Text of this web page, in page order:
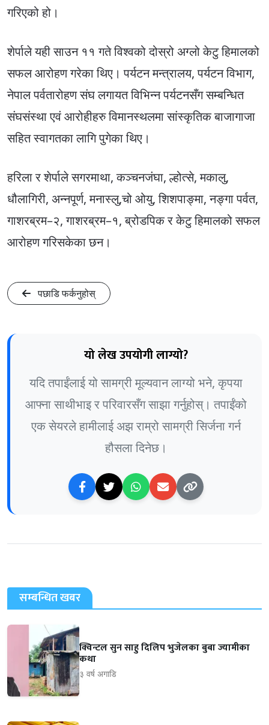
गरिएको हो।
शेर्पाले यही साउन ११ गते विश्वको दोस्रो अग्लो केटु हिमालको
सफल आरोहण गरेका थिए। पर्यटन मन्त्रालय, पर्यटन विभाग,
नेपाल पर्वतारोहण संघ लगायत विभिन्न पर्यटनसँग सम्बन्धित
संघसंस्था एवं आरोहीहरु विमानस्थलमा सांस्कृतिक बाजागाजा
सहित स्वागतका लागि पुगेका थिए।
हरिला र शेर्पाले सगरमाथा, कञ्चनजंघा, ल्होत्से, मकालु,
धौलागिरी, अन्नपूर्ण, मनास्लु,चो ओयु, शिशपाङ्मा, नङ्गा पर्वत,
गाशरब्रम–२, गाशरब्रम–१, ब्रोडपिक र केटु हिमालको सफल
आरोहण गरिसकेका छन।
पछाडि फर्कनुहोस्
यो लेख उपयोगी लाग्यो?
यदि तपाईंलाई यो सामग्री मूल्यवान लाग्यो भने, कृपया
आफ्ना साथीभाइ र परिवारसँग साझा गर्नुहोस्। तपाईंको
एक सेयरले हामीलाई अझ राम्रो सामग्री सिर्जना गर्न
हौसला दिनेछ।
सम्बन्धित खबर
क्विन्टल सुन साहु दिलिप भुजेलका बुबा ज्यामीका
कथा
३ वर्ष अगाडि